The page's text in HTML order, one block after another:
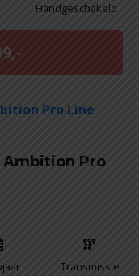
Handgeschakeld
Ambition Pro
Transmissie